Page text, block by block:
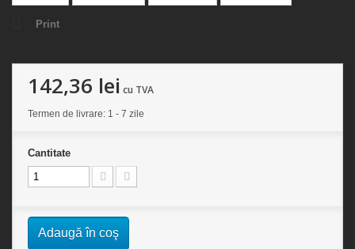
Print
142,36 lei cu TVA
Termen de livrare: 1 - 7 zile
Cantitate
Adaugă în coş